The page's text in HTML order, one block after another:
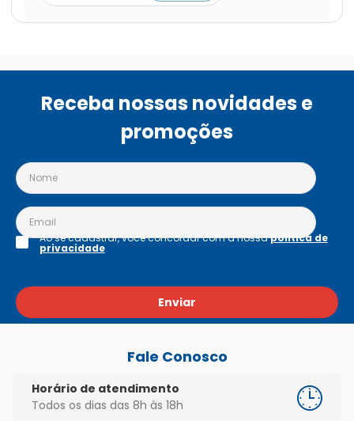
Receba nossas novidades e
promoções
Enviar
Ao se cadastrar, você concordar com a nossapolítica de
privacidade
Fale Conosco
Horário de atendimento
Todos os dias das 8h às 18h